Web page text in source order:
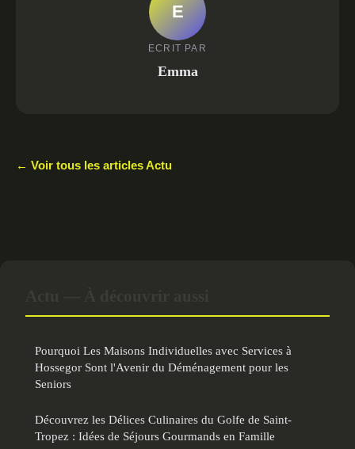
E
ECRIT PAR
Emma
← Voir tous les articles Actu
Pourquoi Les Maisons Individuelles avec Services à
Hossegor Sont l'Avenir du Déménagement pour les
Seniors
Découvrez les Délices Culinaires du Golfe de Saint-
Tropez : Idées de Séjours Gourmands en Famille